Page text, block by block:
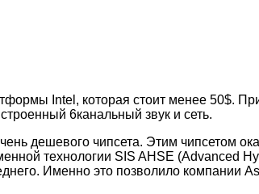
Intel, которая стоит менее 50$.
6канальный звук и сеть.
дешевого чипсета. Этим чипсетом
технологии SIS AHSE (Advanced
Именно это позволило компании